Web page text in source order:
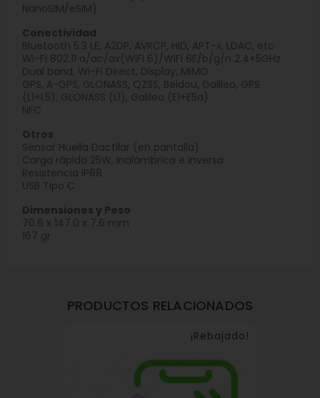
NanoSIM/eSIM)
Conectividad
Bluetooth 5.3 LE, A2DP, AVRCP, HID, APT-x, LDAC, etc
Wi-Fi 802.11 a/ac/ax(WiFi 6)/WiFi 6E/b/g/n 2.4+5GHz
Dual band, Wi-Fi Direct, Display, MiMO
GPS, A-GPS, GLONASS, QZSS, Beidou, Galileo, GPS
(L1+L5), GLONASS (L1), Galileo (E1+E5a)
NFC
Otros
Sensor Huella Dactilar (en pantalla)
Carga rápida 25W, inalámbrica e inversa
Resistencia IP68
USB Tipo C
Dimensiones y Peso
70.6 x 147.0 x 7.6 mm
167 gr
PRODUCTOS RELACIONADOS
¡Rebajado!